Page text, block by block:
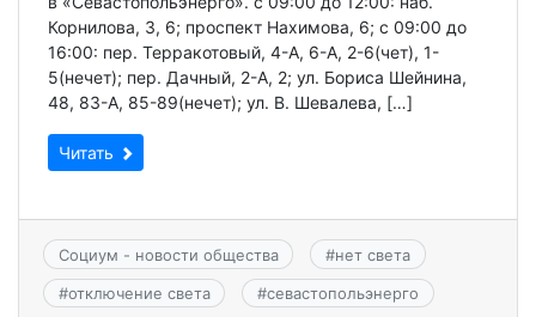
Корнилова, 3, 6; проспект Нахимова, 6; с 09:00 до
16:00: пер. Терракотовый, 4-А, 6-А, 2-6(чет), 1-
5(нечет); пер. Дачный, 2-А, 2; ул. Бориса Шейнина,
48, 83-А, 85-89(нечет); ул. В. Шевалева, […]
Читать
Социум - новости общества #нет света
#отключение света #севастопольэнерго